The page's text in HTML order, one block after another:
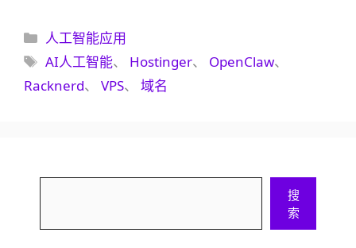
分
类
人工智能应用
标
签
AI人工智能、 Hostinger、 OpenClaw、
Racknerd、 VPS、 域名
搜
索